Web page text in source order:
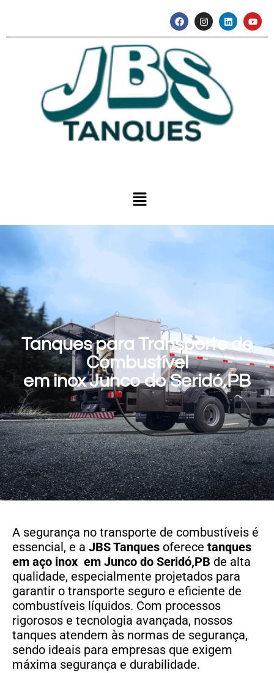
Tanques para Transporte de
Combustível
em inox Junco do Seridó,PB
A segurança no transporte de combustíveis é
essencial, e a JBS Tanques oferece tanques
em aço inox em Junco do Seridó,PB de alta
qualidade, especialmente projetados para
garantir o transporte seguro e eficiente de
combustíveis líquidos. Com processos
rigorosos e tecnologia avançada, nossos
tanques atendem às normas de segurança,
sendo ideais para empresas que exigem
máxima segurança e durabilidade.